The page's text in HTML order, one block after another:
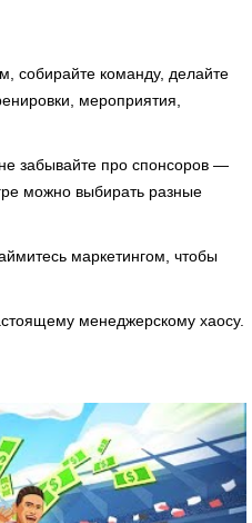
собирайте команду, делайте
мероприятия,
забывайте про спонсоров —
можно выбирать разные
маркетингом, чтобы
менеджерскому хаосу.